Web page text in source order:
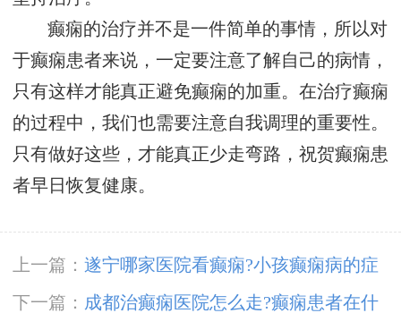
癫痫的治疗并不是一件简单的事情，所以对
于癫痫患者来说，一定要注意了解自己的病情，
只有这样才能真正避免癫痫的加重。在治疗癫痫
的过程中，我们也需要注意自我调理的重要性。
只有做好这些，才能真正少走弯路，祝贺癫痫患
者早日恢复健康。
上一篇： 遂宁哪家医院看癫痫?小孩癫痫病的症
状有哪些?
下一篇： 成都治癫痫医院怎么走?癫痫患者在什